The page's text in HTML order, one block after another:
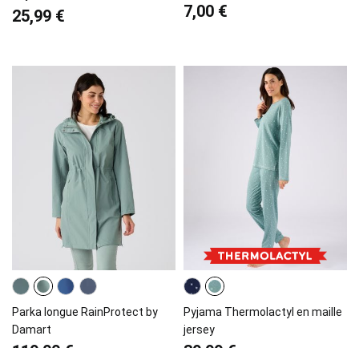
25,99 € 7,00 €
Parka longue RainProtect by
Damart
Pyjama Thermolactyl en maille
jersey